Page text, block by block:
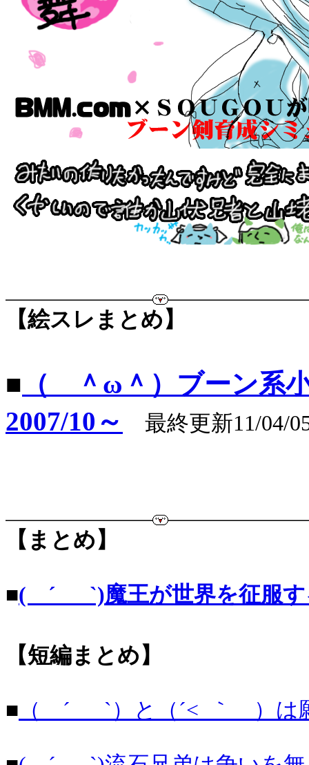
【絵スレまとめ】
■ （ ＾ω＾）ブーン系
2007/10～
最終更新11/04/
【まとめ】
■( ´_ゝ`)魔王が世界を征服
【短編まとめ】
■ （ ´_ゝ`）と（´<_｀ ）は